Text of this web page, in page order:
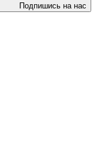
Подпишись на нас